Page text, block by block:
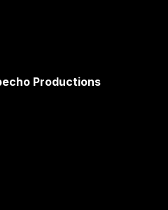
Productions